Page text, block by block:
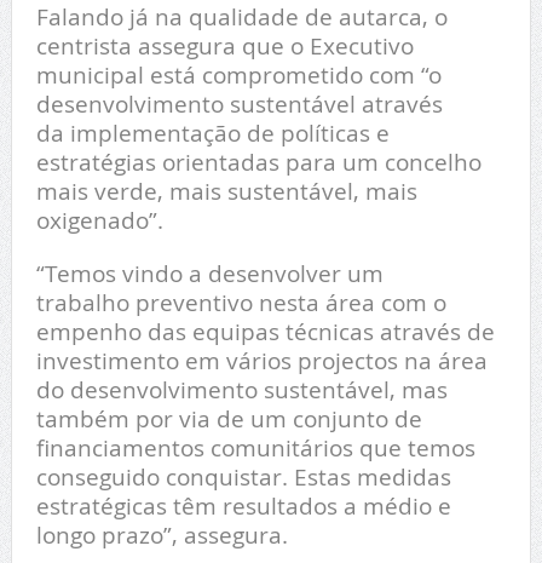
Falando já na qualidade de autarca, o
centrista assegura que o Executivo
municipal está comprometido com “o
desenvolvimento sustentável através
da implementação de políticas e
estratégias orientadas para um concelho
mais verde, mais sustentável, mais
oxigenado”.
“Temos vindo a desenvolver um
trabalho preventivo nesta área com o
empenho das equipas técnicas através de
investimento em vários projectos na área
do desenvolvimento sustentável, mas
também por via de um conjunto de
financiamentos comunitários que temos
conseguido conquistar. Estas medidas
estratégicas têm resultados a médio e
longo prazo”, assegura.